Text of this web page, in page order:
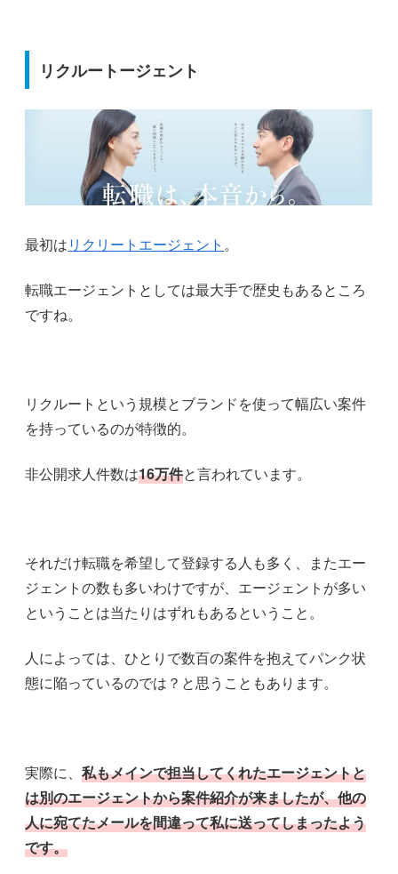
リクルートージェント
最初はリクリートエージェント 。
転職エージェントとしては最大手で歴史もあるところ
ですね。
リクルートという規模とブランドを使って幅広い案件
を持っているのが特徴的。
非公開求人件数は16万件と言われています。
それだけ転職を希望して登録する人も多く、またエー
ジェントの数も多いわけですが、エージェントが多い
ということは当たりはずれもあるということ。
人によっては、ひとりで数百の案件を抱えてパンク状
態に陥っているのでは？と思うこともあります。
実際に、私もメインで担当してくれたエージェントと
は別のエージェントから案件紹介が来ましたが、他の
人に宛てたメールを間違って私に送ってしまったよう
です。